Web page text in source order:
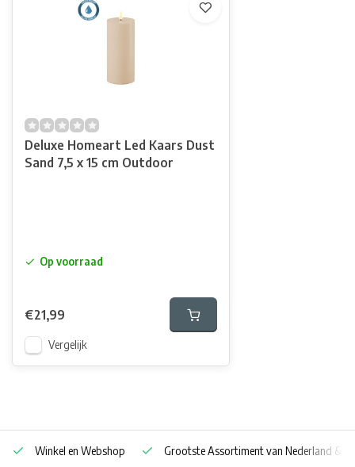
Deluxe Homeart Led Kaars Dust
Sand 7,5 x 15 cm Outdoor
Op voorraad
€21,99
Vergelijk
Winkel en Webshop Grootste Assortiment van Nederland &